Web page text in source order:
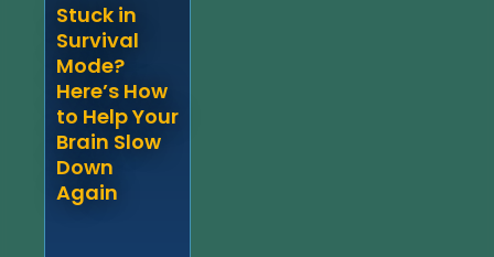
Stuck in
Survival
Mode?
Here’s How
to Help Your
Brain Slow
Down
Again